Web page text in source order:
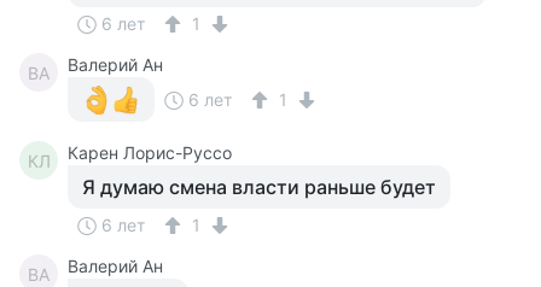
6 лет 1
ВА
Валерий Ан
6 лет
1
КЛ Карен Лорис-Руссо
Я думаю смена власти раньше будет
6 лет 1
ВА Валерий Ан